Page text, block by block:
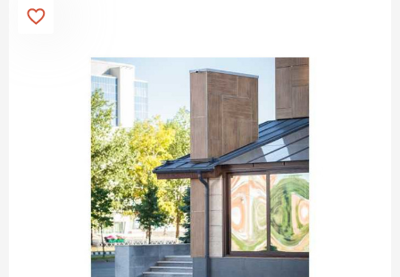
Расчет кровли из профнастила